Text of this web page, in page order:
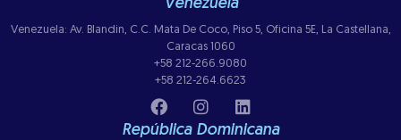
Venezuela
Venezuela: Av. Blandin, C.C. Mata De Coco, Piso 5, Oficina 5E, La Castellana,
Caracas 1060
+58 212-266.9080
+58 212-264.6623
República Dominicana